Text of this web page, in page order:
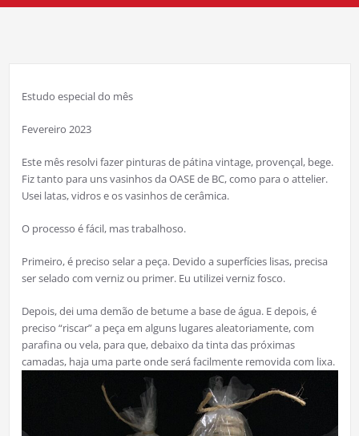
Estudo especial do mês
Fevereiro 2023
Este mês resolvi fazer pinturas de pátina vintage, provençal, bege.
Fiz tanto para uns vasinhos da OASE de BC, como para o attelier.
Usei latas, vidros e os vasinhos de cerâmica.
O processo é fácil, mas trabalhoso.
Primeiro, é preciso selar a peça. Devido a superfícies lisas, precisa
ser selado com verniz ou primer. Eu utilizei verniz fosco.
Depois, dei uma demão de betume a base de água. E depois, é
preciso “riscar” a peça em alguns lugares aleatoriamente, com
parafina ou vela, para que, debaixo da tinta das próximas
camadas, haja uma parte onde será facilmente removida com lixa.